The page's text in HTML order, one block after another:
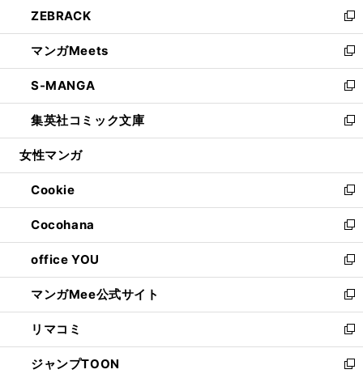
く
で
開
く
ド
ウ
で
開
く
ィ
ン
ド
ウ
で
開
く
い
ウ
ィ
ン
ド
ウ
で
開
ZEBRACK
新
し
い
ウ
ィ
ン
ド
ウ
開
く
マンガMeets
新
し
い
ウ
ィ
ン
ウ
で
開
く
S-MANGA
新
し
い
ウ
ン
ド
ウ
で
開
く
集英社コミック文庫
新
し
ウ
ィ
ン
ド
ウ
で
開
く
女性マンガ
Cookie
新
し
い
ウ
ィ
ン
ド
ウ
で
開
く
Cocohana
新
し
い
ウ
ィ
ン
ド
ウ
で
office YOU
新
し
い
ウ
ィ
ン
ド
マンガMee公式サイト
新
し
い
ウ
ィ
リマコミ
新
し
い
ジャンプTOON
新